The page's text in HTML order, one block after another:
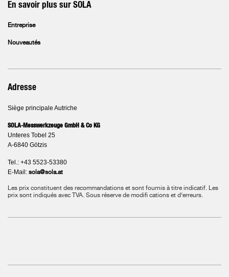
En savoir plus sur SOLA
Entreprise
Nouveautés
Adresse
Siège principale Autriche
SOLA-Messwerkzeuge GmbH & Co KG
Unteres Tobel 25
A-6840 Götzis
Tel.: +43 5523-53380
E-Mail: sola@sola.at
Les prix constituent des recommandations et sont fournis à titre indicatif. Les
prix sont indiqués avec TVA. Sous réserve de modifi cations et d‘erreurs.